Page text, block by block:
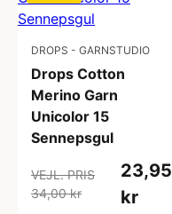
DROPS - GARNSTUDIO
Drops Cotton
Merino Garn
Unicolor 15
Sennepsgul
VEJL. PRIS
34,00 kr
23,95
kr